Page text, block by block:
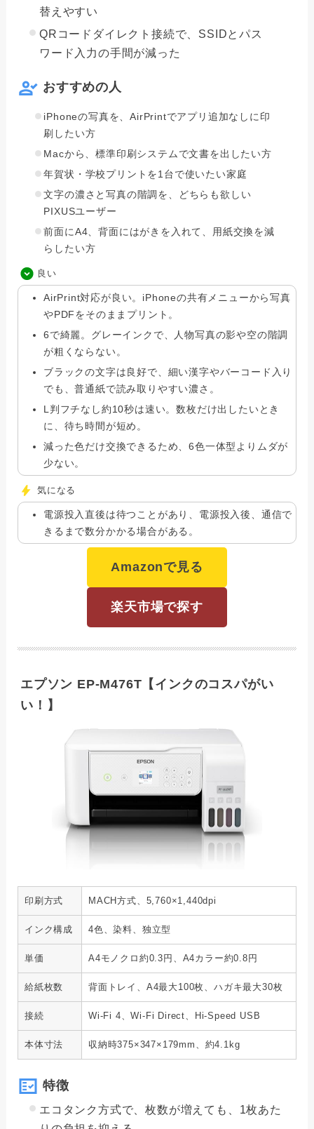
替えやすい
QRコードダイレクト接続で、SSIDとパス
ワード入力の手間が減った
おすすめの人
iPhoneの写真を、AirPrintでアプリ追加なしに印
刷したい方
Macから、標準印刷システムで文書を出したい方
年賀状・学校プリントを1台で使いたい家庭
文字の濃さと写真の階調を、どちらも欲しい
PIXUSユーザー
前面にA4、背面にはがきを入れて、用紙交換を減
らしたい方
良い
AirPrint対応が良い。iPhoneの共有メニューから写真
やPDFをそのままプリント。
6で綺麗。グレーインクで、人物写真の影や空の階調
が粗くならない。
ブラックの文字は良好で、細い漢字やバーコード入り
でも、普通紙で読み取りやすい濃さ。
L判フチなし約10秒は速い。数枚だけ出したいとき
に、待ち時間が短め。
減った色だけ交換できるため、6色一体型よりムダが
少ない。
気になる
電源投入直後は待つことがあり、電源投入後、通信で
きるまで数分かかる場合がある。
Amazonで見る
楽天市場で探す
エプソン EP-M476T【インクのコスパがい
い！】
印刷方式 MACH方式、5,760×1,440dpi
インク構成 4色、染料、独立型
単価 A4モノクロ約0.3円、A4カラー約0.8円
給紙枚数 背面トレイ、A4最大100枚、ハガキ最大30枚
接続 Wi-Fi 4、Wi-Fi Direct、Hi-Speed USB
本体寸法 収納時375×347×179mm、約4.1kg
特徴
エコタンク方式で、枚数が増えても、1枚あた